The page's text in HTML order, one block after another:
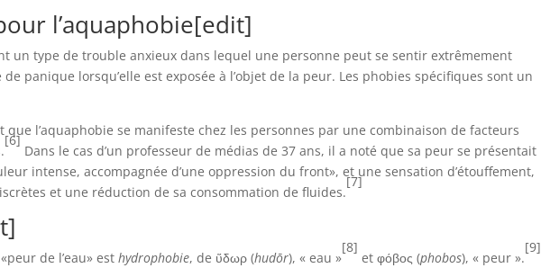
l’aquaphobie[edit]
un type de trouble anxieux dans lequel une personne peut se sentir extrêmement
panique lorsqu’elle est exposée à l’objet de la peur. Les phobies spécifiques sont un
que l’aquaphobie se manifeste chez les personnes par une combinaison de facteurs
[6]
Dans le cas d’un professeur de médias de 37 ans, il a noté que sa peur se présentait
intense, accompagnée d’une oppression du front», et une sensation d’étouffement,
et une réduction de sa consommation de fluides.
[7]
]
de l’eau» esthydrophobie, de ὕδωρ (hudōr), « eau »
[8]
et φόβος (phobos), « peur ».
[9]